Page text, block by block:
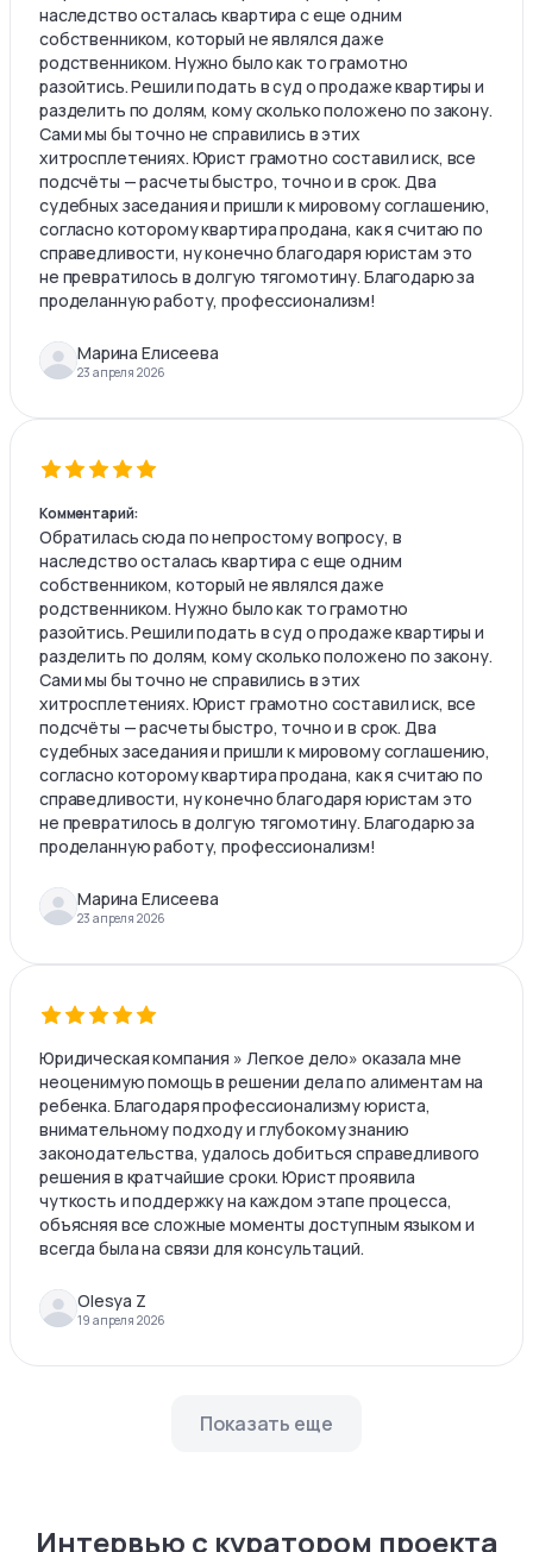
наследство осталась квартира с еще одним
собственником, который не являлся даже
родственником. Нужно было как то грамотно
разойтись. Решили подать в суд о продаже квартиры и
разделить по долям, кому сколько положено по закону.
Сами мы бы точно не справились в этих
хитросплетениях. Юрист грамотно составил иск, все
подсчёты — расчеты быстро, точно и в срок. Два
судебных заседания и пришли к мировому соглашению,
согласно которому квартира продана, как я считаю по
справедливости, ну конечно благодаря юристам это
не превратилось в долгую тягомотину. Благодарю за
проделанную работу, профессионализм!
Марина Елисеева
23 апреля 2026
Комментарий:
Обратилась сюда по непростому вопросу, в
наследство осталась квартира с еще одним
собственником, который не являлся даже
родственником. Нужно было как то грамотно
разойтись. Решили подать в суд о продаже квартиры и
разделить по долям, кому сколько положено по закону.
Сами мы бы точно не справились в этих
хитросплетениях. Юрист грамотно составил иск, все
подсчёты — расчеты быстро, точно и в срок. Два
судебных заседания и пришли к мировому соглашению,
согласно которому квартира продана, как я считаю по
справедливости, ну конечно благодаря юристам это
не превратилось в долгую тягомотину. Благодарю за
проделанную работу, профессионализм!
Марина Елисеева
23 апреля 2026
Юридическая компания » Легкое дело» оказала мне
неоценимую помощь в решении дела по алиментам на
ребенка. Благодаря профессионализму юриста,
внимательному подходу и глубокому знанию
законодательства, удалось добиться справедливого
решения в кратчайшие сроки. Юрист проявила
чуткость и поддержку на каждом этапе процесса,
объясняя все сложные моменты доступным языком и
всегда была на связи для консультаций.
Olesya Z
19 апреля 2026
Показать еще
Интервью с куратором проекта